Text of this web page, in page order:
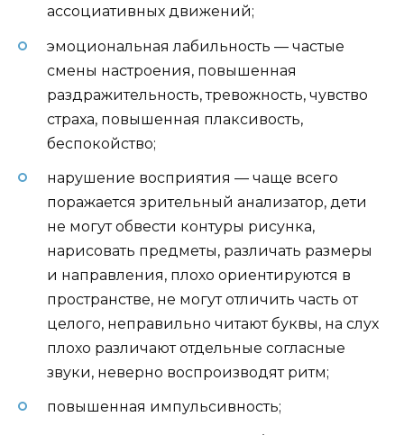
ассоциативных движений;
эмоциональная лабильность — частые
смены настроения, повышенная
раздражительность, тревожность, чувство
страха, повышенная плаксивость,
беспокойство;
нарушение восприятия — чаще всего
поражается зрительный анализатор, дети
не могут обвести контуры рисунка,
нарисовать предметы, различать размеры
и направления, плохо ориентируются в
пространстве, не могут отличить часть от
целого, неправильно читают буквы, на слух
плохо различают отдельные согласные
звуки, неверно воспроизводят ритм;
повышенная импульсивность;